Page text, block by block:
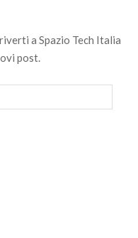
a Spazio Tech Italia
post.